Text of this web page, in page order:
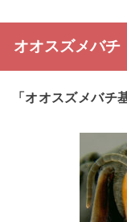
オオスズメバチ
「オオスズメバチ